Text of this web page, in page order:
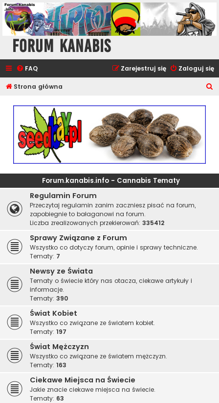
Forum Kanabis
FAQ Zaloguj się
Zarejestruj się
Strona główna
Forum.kanabis.info - Cannabis Tematy
Regulamin Forum
Przeczytaj regulamin zanim zaczniesz pisać na forum,
zapobiegnie to bałaganowi na forum.
Liczba zrealizowanych przekierowań: 335412
Sprawy Związane z Forum
Wszystko co dotyczy forum, opinie i sprawy techniczne.
Tematy: 7
Newsy ze Świata
Tematy o świecie który nas otacza, ciekawe artykuły i
informacje.
Tematy: 390
Świat Kobiet
Wszystko co związane ze światem kobiet.
Tematy: 197
Świat Mężczyzn
Wszystko co związane ze światem mężczyzn.
Tematy: 163
Ciekawe Miejsca na Świecie
Jakie znacie ciekawe miejsca na świecie.
Tematy: 63